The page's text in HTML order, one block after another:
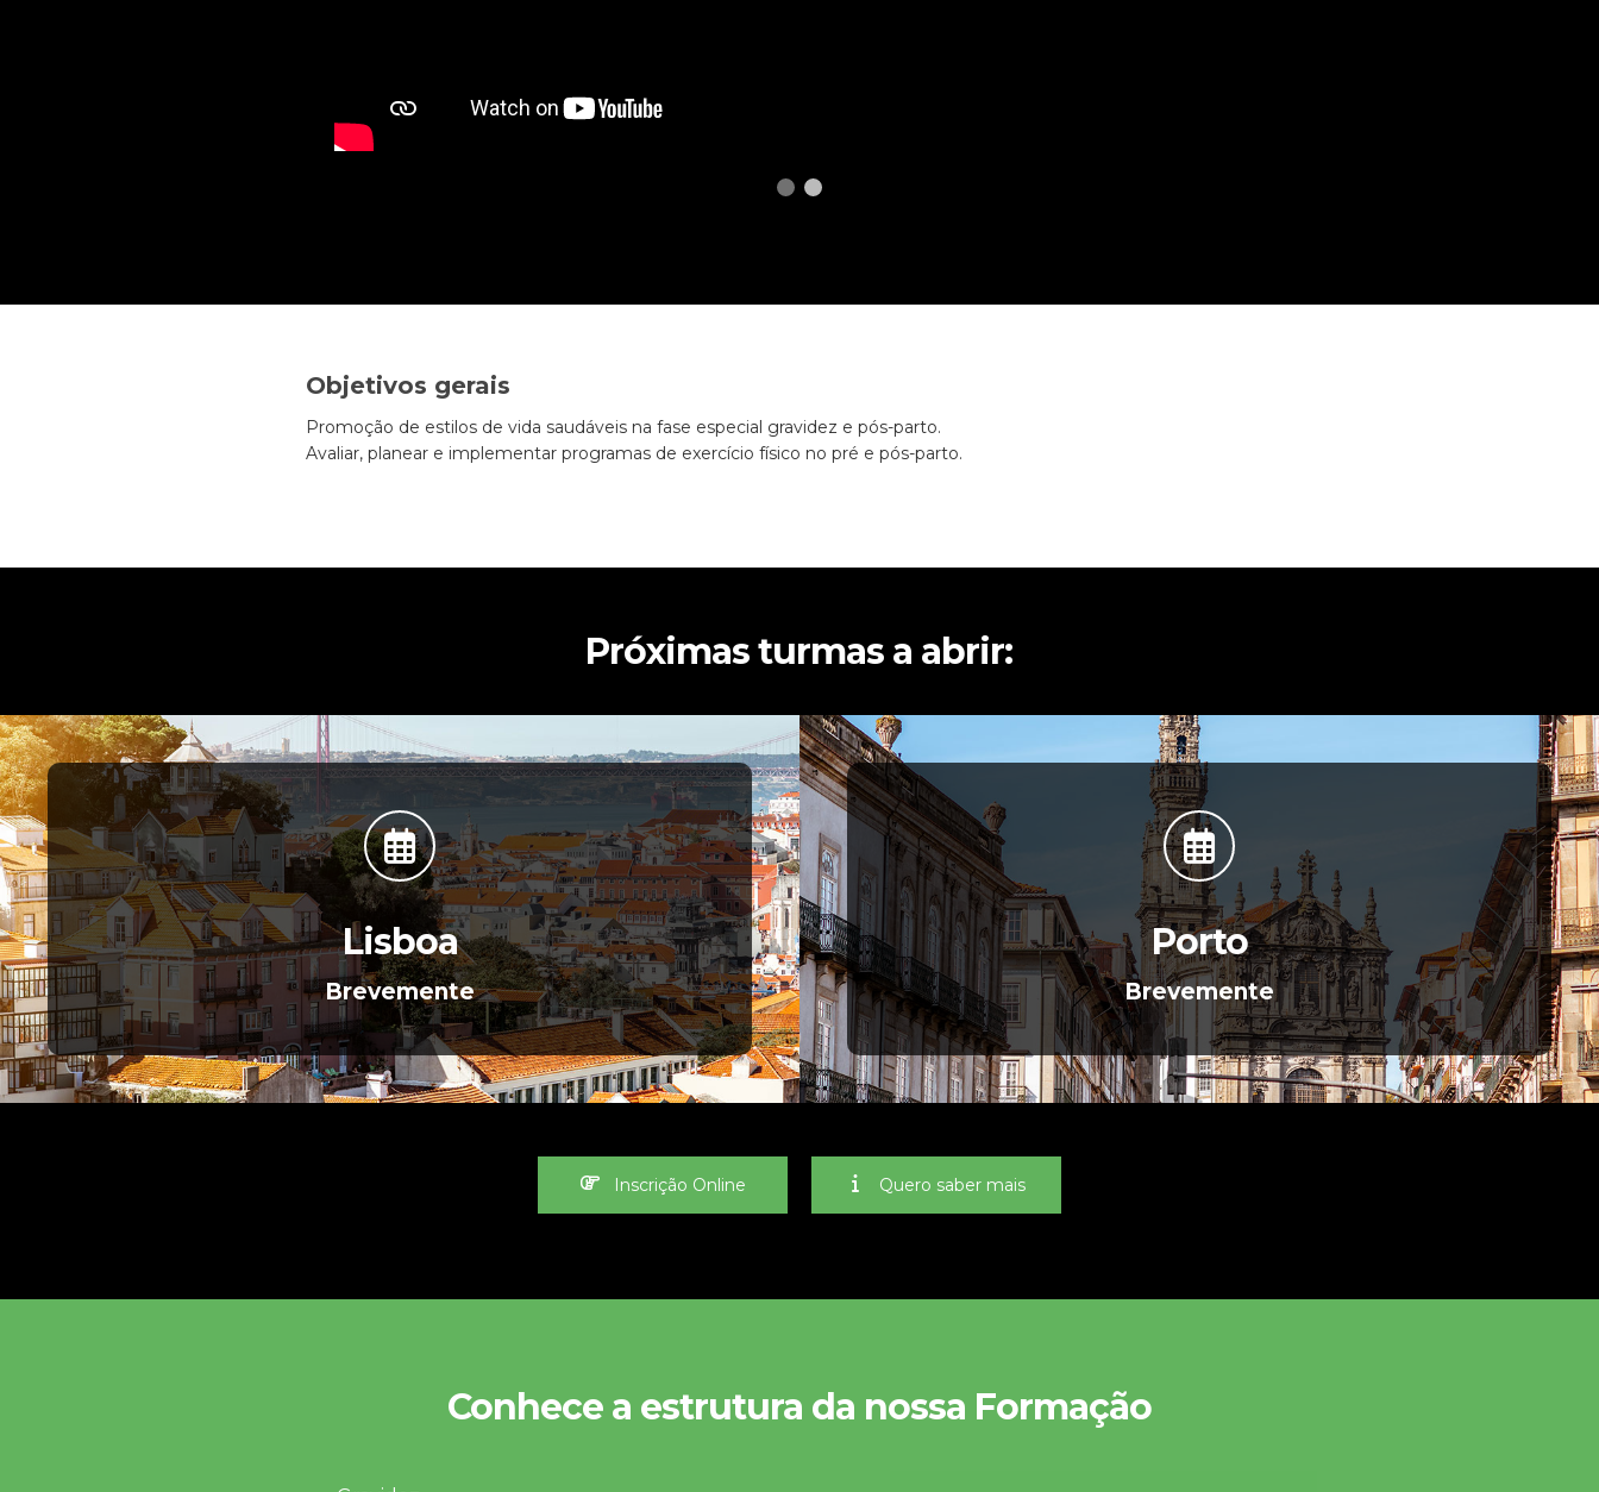
Objetivos gerais
Promoção de estilos de vida saudáveis na fase especial gravidez e pós-parto.
Avaliar, planear e implementar programas de exercício físico no pré e pós-parto.
Próximas turmas a abrir:
Lisboa
Brevemente
Porto
Brevemente
Inscrição Online Quero saber mais
Conhece a estrutura da nossa Formação